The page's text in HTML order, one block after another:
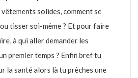
solides, comment se
tisser soi-même ? Et pour faire
à qui aller demander les
premier temps ? Enfin bref tu
la santé alors là tu prêches une